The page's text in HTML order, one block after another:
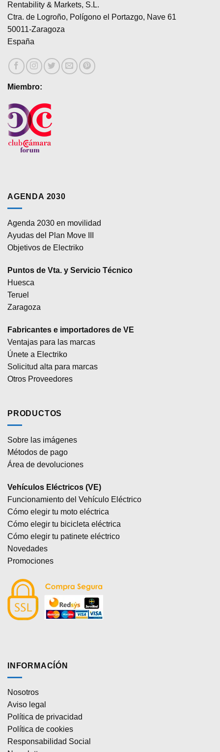
Rentability & Markets, S.L.
Ctra. de Logroño, Polígono el Portazgo, Nave 61
50011-Zaragoza
España
Miembro:
AGENDA 2030
Agenda 2030 en movilidad
Ayudas del Plan Move III
Objetivos de Electriko
Puntos de Vta. y Servicio Técnico
Huesca
Teruel
Zaragoza
Fabricantes e importadores de VE
Ventajas para las marcas
Únete a Electriko
Solicitud alta para marcas
Otros Proveedores
PRODUCTOS
Sobre las imágenes
Métodos de pago
Área de devoluciones
Vehículos Eléctricos (VE)
Funcionamiento del Vehículo Eléctrico
Cómo elegir tu moto eléctrica
Cómo elegir tu bicicleta eléctrica
Cómo elegir tu patinete eléctrico
Novedades
Promociones
INFORMACÍÓN
Nosotros
Aviso legal
Política de privacidad
Política de cookies
Responsabilidad Social